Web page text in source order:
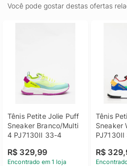
Você pode gostar destas ofertas
Tênis Petite Jolie Puff
Sneaker Branco/Multi
4 PJ7130II 33-4
R$ 329,99
Encontrado em 1 loja
Tênis
Sneaker
R$